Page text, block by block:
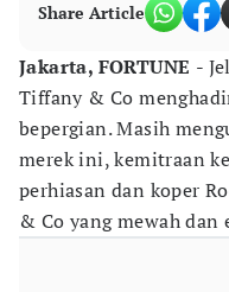
Share Article
Jakarta, FORTUNE -
Tiffany & Co
bepergian. Masih
merek ini, kemitraan
perhiasan dan koper
& Co yang mewah dan